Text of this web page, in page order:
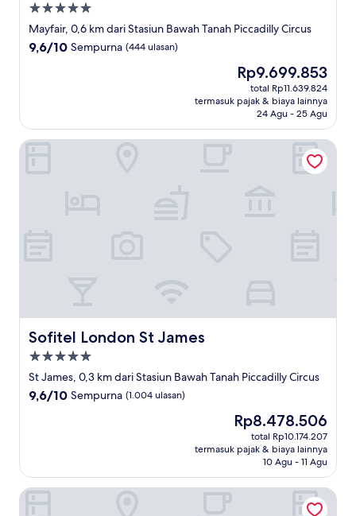
Properti
bintang
5.0
Mayfair, 0,6 km dari Stasiun Bawah Tanah Piccadilly Circus
9.6
9,6/10 Sempurna (444 ulasan)
Harga
sekarang
Rp9.699.853
Rp9.699.853
total Rp11.639.824
termasuk pajak & biaya lainnya
24 Agu - 25 Agu
Sofitel London St James
Sofitel London St James
Properti
bintang
5.0
St James, 0,3 km dari Stasiun Bawah Tanah Piccadilly Circus
9.6
9,6/10 Sempurna (1.004 ulasan)
Harga
sekarang
Rp8.478.506
Rp8.478.506
total Rp10.174.207
termasuk pajak & biaya lainnya
10 Agu - 11 Agu
Sofitel London St James
Great Scotland Yard Hotel, part of Hyatt